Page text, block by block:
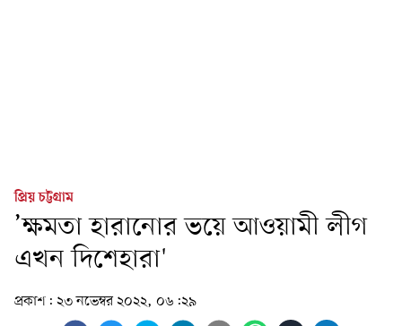
প্রিয় চট্টগ্রাম
’ক্ষমতা হারানোর ভয়ে আওয়ামী লীগ
এখন দিশেহারা'
প্রকাশ: ২৩ নভেম্বর ২০২২, ০৬:২৯